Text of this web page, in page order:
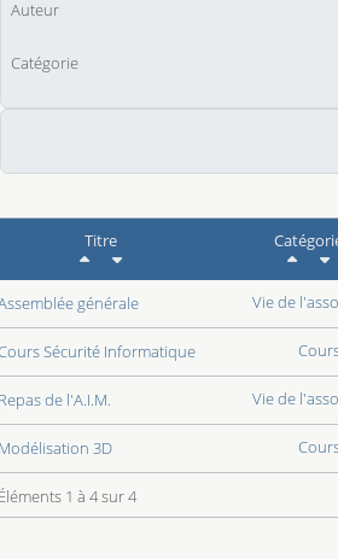
Auteur
Catégorie
Titre
générale Vie de
Sécurité Informatique
Repas de l'A.I.M. Vie de
Modélisation 3D
Éléments 1 à 4 sur 4